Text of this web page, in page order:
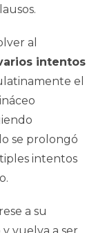
al
intentos
el
se prolongó
intentos
a su